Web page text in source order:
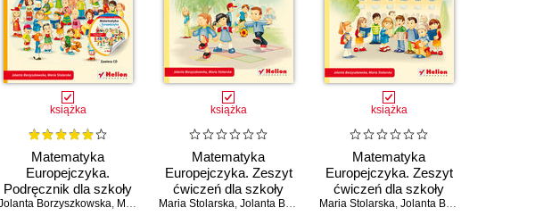
książka
Matematyka
Europejczyka.
Podręcznik dla szkoły
podstawowej. Klasa 5
Borzyszkowska, Maria Stolarska
książka
Matematyka
Europejczyka. Zeszyt
ćwiczeń dla szkoły
podstawowej. Klasa 4.
Maria Stolarska, Jolanta Borzyszkowska
książka
Matematyka
Europejczyka. Zeszyt
ćwiczeń dla szkoły
podstawowej. Klasa 4.
Maria Stolarska, Jolanta Borzyszkowska